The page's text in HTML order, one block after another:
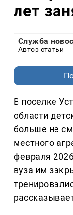
лет
Служба
Автор статьи
В поселке
области
больше не
местного
февраля
вуза им